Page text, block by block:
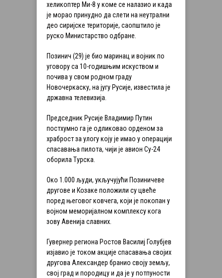
хеликоптер Ми-8 у коме се налазио и када
је морао принудно да слети на неутрални
део сиријске територије, саопштило је
руско Министарство одбране.
Позинич (29) је био маринац и војник по
уговору са 10-годишњим искуством и
почива у свом родном граду
Новочеркаску, на југу Русије, известила је
државна телевизија.
Председник Русије Владимир Путин
постхумно га је одликовао орденом за
храброст за улогу коју је имао у операцији
спасавања пилота, чији је авион Су-24
оборила Турска.
Око 1.000 људи, укључујући Позиничеве
другове и Козаке положили су цвеће
поред његовог ковчега, који је покопан у
војном меморијалном комплексу кога
зову Авенија славних.
Гувернер региона Ростов Василиј Голубјев
изјавио је током акције спасавања својих
другова Александер бранио своју земљу,
свој град и породицу и да је у потпуности